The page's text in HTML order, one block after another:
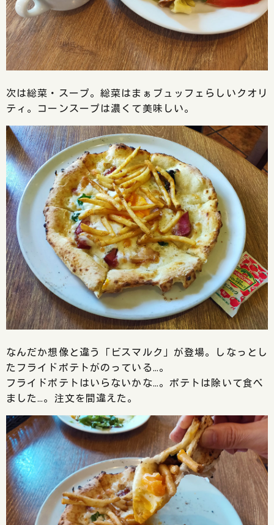
次は総菜・スープ。総菜はまぁブュッフェらしいクオリ
ティ。コーンスープは濃くて美味しい。
なんだか想像と違う「ビスマルク」が登場。しなっとし
たフライドポテトがのっている…。
フライドポテトはいらないかな…。ポテトは除いて食べ
ました…。注文を間違えた。